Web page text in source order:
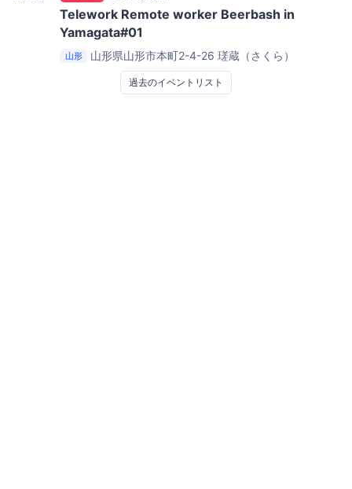
Telework Remote worker Beerbash in
Yamagata#01
山形 山形県山形市本町2-4-26 瑳蔵（さくら）
過去のイベントリスト